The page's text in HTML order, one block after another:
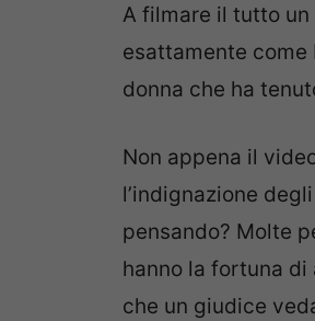
A filmare il tutto
esattamente come
donna che ha
Non appena il
l’indignazione
pensando? Molte
hanno la fortuna di
che un giudice